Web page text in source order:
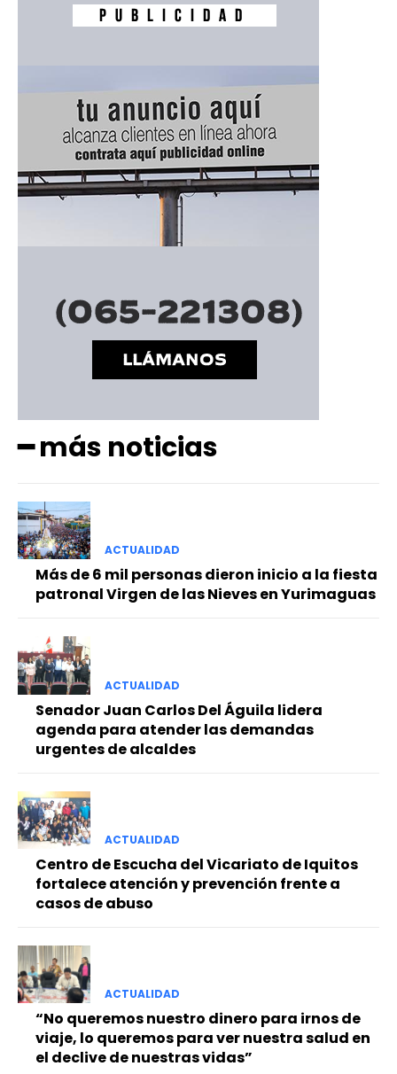
━ Planes
━ más noticias
ACTUALIDAD
Más de 6 mil personas dieron inicio a la fiesta
patronal Virgen de las Nieves en Yurimaguas
ACTUALIDAD
Senador Juan Carlos Del Águila lidera
agenda para atender las demandas
urgentes de alcaldes
ACTUALIDAD
Centro de Escucha del Vicariato de Iquitos
fortalece atención y prevención frente a
casos de abuso
ACTUALIDAD
“No queremos nuestro dinero para irnos de
viaje, lo queremos para ver nuestra salud en
el declive de nuestras vidas”